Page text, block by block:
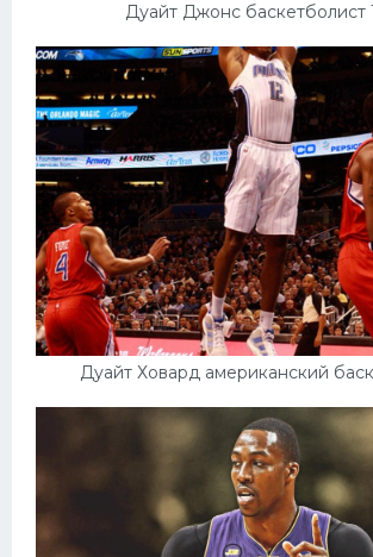
Дуайт Джонс баскетболист
Дуайт Ховард американский